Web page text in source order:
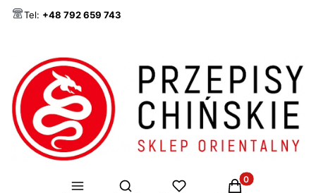
Tel: +48 792 659 743
Otwórz wyszukiwarkę Produkty w